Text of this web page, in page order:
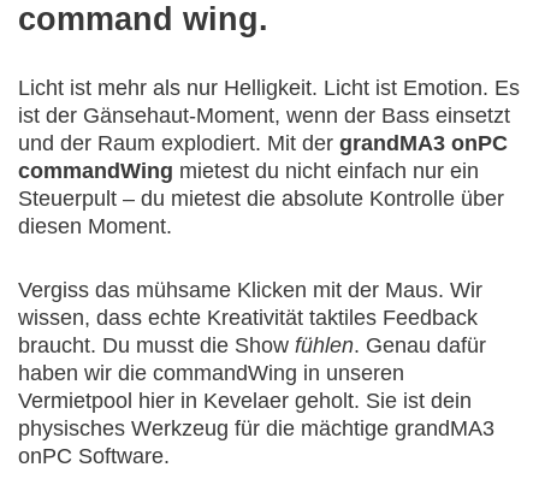
command wing.
Licht ist mehr als nur Helligkeit. Licht ist Emotion. Es
ist der Gänsehaut-Moment, wenn der Bass einsetzt
und der Raum explodiert. Mit der grandMA3 onPC
commandWing mietest du nicht einfach nur ein
Steuerpult – du mietest die absolute Kontrolle über
diesen Moment.
Vergiss das mühsame Klicken mit der Maus. Wir
wissen, dass echte Kreativität taktiles Feedback
braucht. Du musst die Show fühlen. Genau dafür
haben wir die commandWing in unseren
Vermietpool hier in Kevelaer geholt. Sie ist dein
physisches Werkzeug für die mächtige grandMA3
onPC Software.